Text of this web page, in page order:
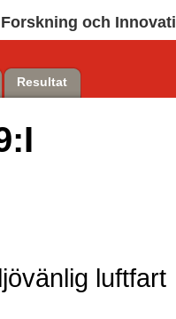
Forskning och
Resultat
luftfart